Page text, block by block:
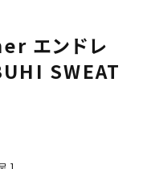
エンドレ
SWEAT